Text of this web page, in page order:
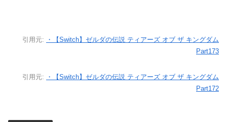
引用元:
・【Switch】ゼルダの伝説 ティアーズ オブ ザ キングダム
Part173
引用元:
・【Switch】ゼルダの伝説 ティアーズ オブ ザ キングダム
Part172